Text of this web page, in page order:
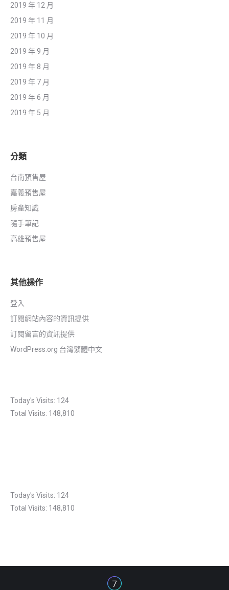
2019 年 12 月
2019 年 11 月
2019 年 10 月
2019 年 9 月
2019 年 8 月
2019 年 7 月
2019 年 6 月
2019 年 5 月
分類
台南預售屋
嘉義預售屋
房產知識
隨手筆記
高雄預售屋
其他操作
登入
訂閱網站內容的資訊提供
訂閱留言的資訊提供
WordPress.org 台灣繁體中文
Today's Visits: 124
Total Visits: 148,810
Today's Visits: 124
Total Visits: 148,810